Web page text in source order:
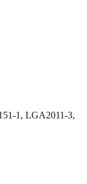
1, LGA2011-3,